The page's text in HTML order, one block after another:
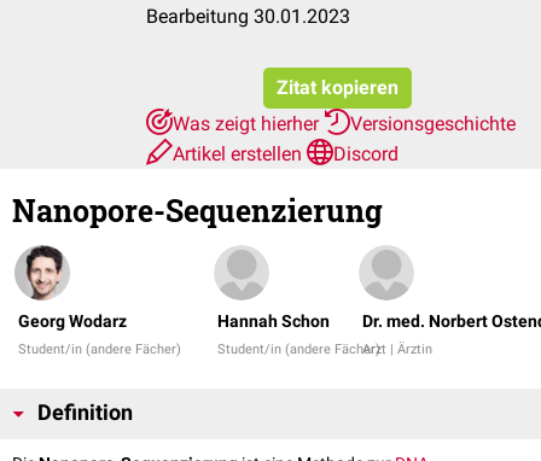
Bearbeitung 30.01.2023
Zitat kopieren
Was zeigt hierher
Versionsgeschichte
Artikel erstellen
Discord
Nanopore-Sequenzierung
Georg Wodarz
Student/in (andere Fächer)
Hannah Schon
Student/in (andere Fächer)
Dr. med. Norbert
Arzt | Ärztin
Definition